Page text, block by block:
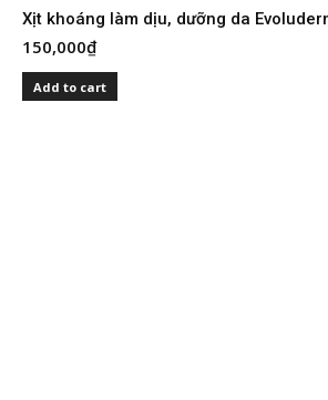
Xịt khoáng làm dịu, dưỡng da
150,000₫
Add to cart